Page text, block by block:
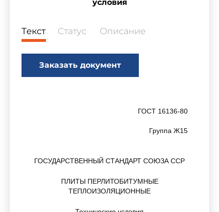
условия
Текст Статус Описание
Заказать документ
ГОСТ 16136-80
Группа Ж15
ГОСУДАРСТВЕННЫЙ СТАНДАРТ СОЮЗА ССР
ПЛИТЫ ПЕРЛИТОБИТУМНЫЕ
ТЕПЛОИЗОЛЯЦИОННЫЕ